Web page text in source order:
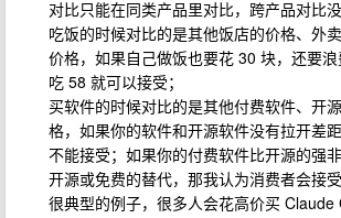
对比只能在同类产品里对比，跨产品对比没
吃饭的时候对比的是其他饭店的价格、外
价格，如果自己做饭也要花 30 块，还要
吃 58 就可以接受；
买软件的时候对比的是其他付费软件、开
格，如果你的软件和开源软件没有拉开差
不能接受；如果你的付费软件比开源的强
开源或免费的替代，那我认为消费者会接受
很典型的例子，很多人会花高价买